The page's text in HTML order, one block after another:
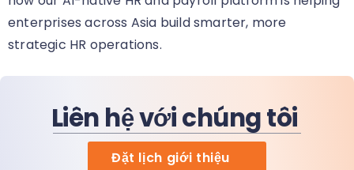
enterprises across Asia build smarter, more
strategic HR operations.
Liên hệ với chúng tôi
Đặt lịch giới thiệu